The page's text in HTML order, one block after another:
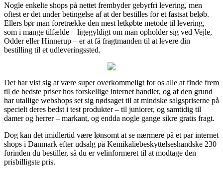
Nogle enkelte shops på nettet frembyder gebyrfri levering, men
oftest er det under betingelse af at der bestilles for et fastsat beløb.
Ellers bør man foretrække den mest letkøbte metode til levering,
som i mange tilfælde – ligegyldigt om man opholder sig ved Vejle,
Odder eller Hinnerup – er at få fragtmanden til at levere din
bestilling til et udleveringssted.
Det har vist sig at være super overkommeligt for os alle at finde frem
til de bedste priser hos forskellige internet handler, og af den grund
har utallige webshops set sig nødsaget til at mindske salgspriserne på
specielt deres bedst i test produkter – til juniorer, og samtidig til
damer og herrer – markant, og endda nogle gange sikre gratis fragt.
Dog kan det imidlertid være lønsomt at se nærmere på et par internet
shops i Danmark efter udsalg på Kemikaliebeskyttelseshandske 230
forinden du bestiller, så du er velinformeret til at modtage den
prisbilligste pris.